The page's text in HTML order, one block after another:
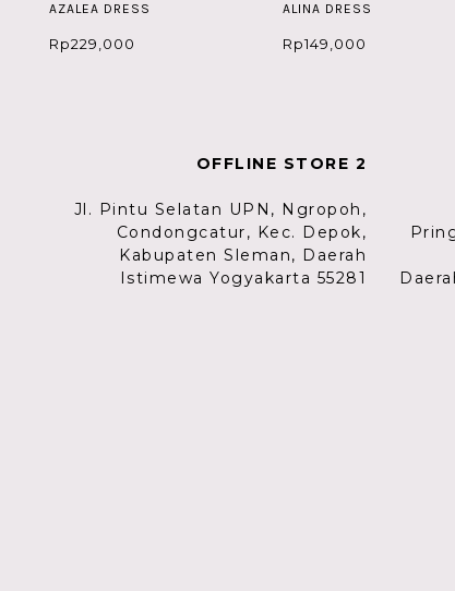
AZALEA DRESS
Rp229,000
ALINA DRESS
Rp149,000
OFFLINE STORE 2
Jl. Pintu Selatan UPN, Ngropoh,
Condongcatur, Kec. Depok,
Kabupaten Sleman, Daerah
Istimewa Yogyakarta 55281